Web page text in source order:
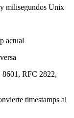
milisegundos Unix
actual
RFC 2822,
timestamps al